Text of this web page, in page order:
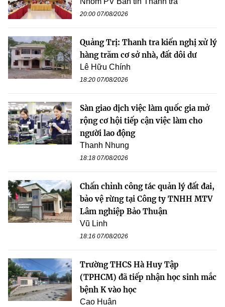
20:00 07/08/2026
Quảng Trị: Thanh tra kiến nghị xử lý
hàng trăm cơ sở nhà, đất dôi dư
Lê Hữu Chính
18:20 07/08/2026
Sàn giao dịch việc làm quốc gia mở
rộng cơ hội tiếp cận việc làm cho
người lao động
Thanh Nhung
18:18 07/08/2026
Chấn chỉnh công tác quản lý đất đai,
bảo vệ rừng tại Công ty TNHH MTV
Lâm nghiệp Bảo Thuận
Vũ Linh
18:16 07/08/2026
Trường THCS Hà Huy Tập
(TPHCM) đã tiếp nhận học sinh mắc
bệnh K vào học
Cao Huân